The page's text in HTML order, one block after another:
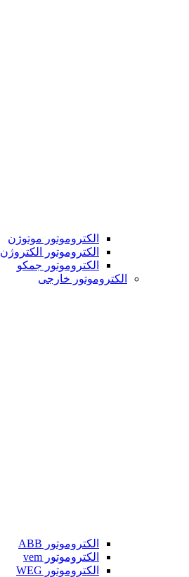
الکتروموتور موتوژن
الکتروموتور الکتروژن
الکتروموتور جمکو
الکتروموتور خارجی
الکتروموتور ABB
الکتروموتور vem
الکتروموتور WEG